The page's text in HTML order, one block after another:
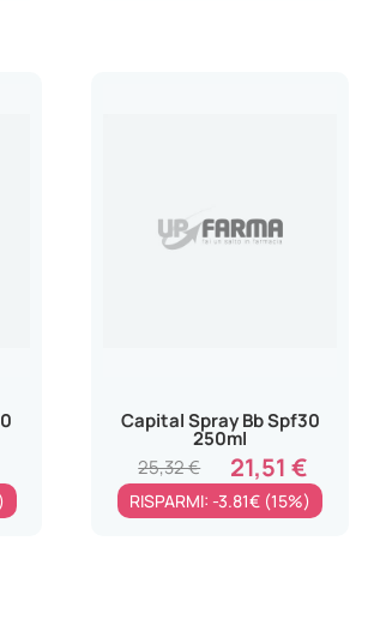
Capital Spray Bb Spf30
250ml
21,51 €
25,32 €
RISPARMI: -3.81€ (15%)